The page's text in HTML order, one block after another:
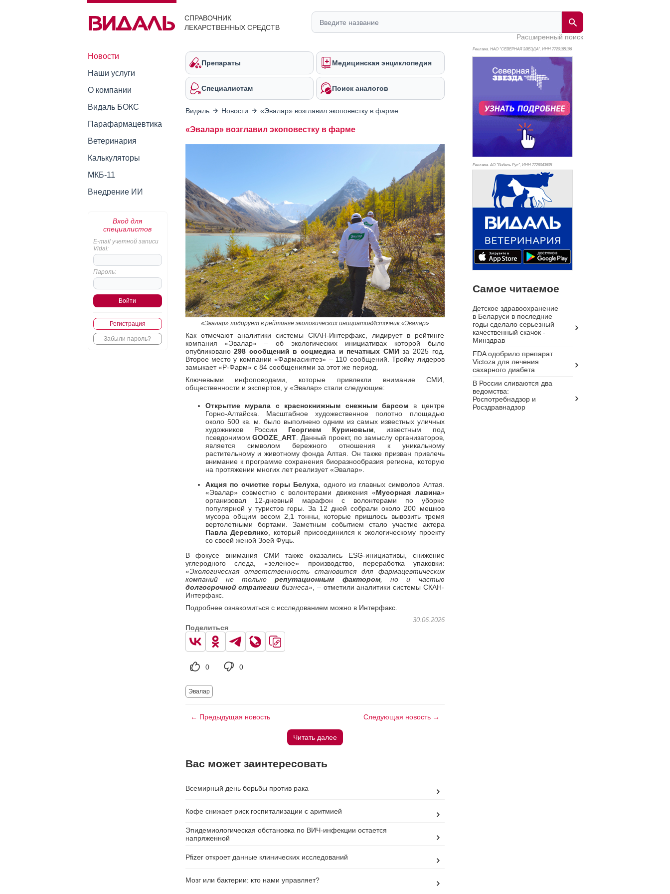
СПРАВОЧНИК
ЛЕКАРСТВЕННЫХ СРЕДСТВ
Расширенный поиск
Новости
Наши услуги
О компании
Видаль БОКС
Парафармацевтика
Ветеринария
Калькуляторы
МКБ-11
Внедрение ИИ
Вход для
специалистов
E-mail учетной записи
Vidal:
Пароль:
Регистрация
Забыли пароль?
Препараты Медицинская энциклопедия
Специалистам Поиск аналогов
Видаль Новости «Эвалар» возглавил экоповестку в фарме
«Эвалар» возглавил экоповестку в фарме
«Эвалар» лидирует в рейтинге экологических инициативИсточник:«Эвaлар»
Как отмечают аналитики системы СКАН-Интерфакс, лидирует в рейтинге
компания «Эвалар» – об экологических инициативах которой было
опубликовано298 сообщений в соцмедиа и печатных СМИза 2025 год.
Второе место у компании «Фармасинтез» – 110 сообщений. Тройку лидеров
замыкает «Р-Фарм» с 84 сообщениями за этот же период.
Ключевыми инфоповодами, которые привлекли внимание СМИ,
общественности и экспертов, у «Эвалар» стали следующие:
Открытие мурала с краснокнижным снежным барсом в центре
Горно-Алтайска. Масштабное художественное полотно площадью
около 500 кв. м. было выполнено одним из самых известных уличных
художников России Георгием Куриновым , известным под
псевдонимомGOOZE_ART . Данный проект, по замыслу организаторов,
является символом бережного отношения к уникальному
растительному и животному фонда Алтая. Он также призван привлечь
внимание к программе сохранения биоразнообразия региона, которую
на протяжении многих лет реализует «Эвалар».
Акция по очистке горы Белуха, одного из главных символов Алтая.
«Эвалар» совместно с волонтерами движения «Мусорная лавина»
организовал 12-дневный марафон с волонтерами по уборке
популярной у туристов горы. За 12 дней собрали около 200 мешков
мусора общим весом 2,1 тонны, которые пришлось вывозить тремя
вертолетными бортами. Заметным событием стало участие актера
Павла Деревянко , который присоединился к экологическому проекту
со своей женой Зоей Фуць.
В фокусе внимания СМИ также оказались ESG-инициативы, снижение
углеродного следа, «зеленое» производство, переработка упаковки:
«Экологическая ответственность становится для фармацевтических
компанийне толькорепутационным фактором, но и частью
долгосрочной стратегии бизнеса» , – отметили аналитики системы СКАН-
Интерфакс.
Подробнее ознакомиться с исследованием можно в Интерфакс.
30.06.2026
Поделиться
0 0
Эвалар
← Предыдущая новость Следующая новость →
Читать далее
Вас может заинтересовать
Всемирный день борьбы против рака
Кофе снижает риск госпитализации с аритмией
Эпидемиологическая обстановка по ВИЧ-инфекции остается
напряженной
Pfizer откроет данные клинических исследований
Мозг или бактерии: кто нами управляет?
Реклама. НАО "СЕВЕРНАЯ ЗВЕЗДА", ИНН 7720185196
Реклама. АО "Видаль Рус", ИНН 7728043605
Самое читаемое
Детское здравоохранение
в Беларуси в последние
годы сделало серьезный
качественный скачок -
Минздрав
FDA одобрило препарат
Victoza для лечения
сахарного диабета
В России сливаются два
ведомства:
Роспотребнадзор и
Росздравнадзор